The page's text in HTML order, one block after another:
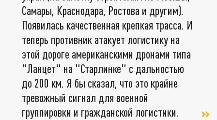
Самары, Краснодара, Ростова и другим).
Появилась качественная крепкая трасса. И
теперь противник атакует логистику на
этой дороге американскими дронами типа
"Ланцет" на "Старлинке" с дальностью
до 200 км. Я бы сказал, что это крайне
тревожный сигнал для военной
группировки и гражданской логистики.